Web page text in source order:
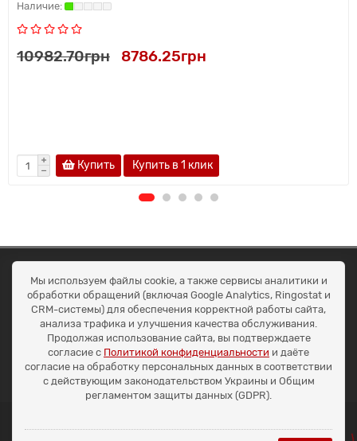
10982.70грн 8786.25грн
Купить Купить в 1 клик
ОКЕАН ТРЕЙД
Договір публичної оферти
Доставка та оплата
Наші контакти
Умови повернення
+38 (099) 452-20-02
+38 (098) 492-20-02
office@ocean.biz.ua
Мы используем файлы cookie, а также сервисы аналитики и
обработки обращений (включая Google Analytics, Ringostat и
CRM-системы) для обеспечения корректной работы сайта,
анализа трафика и улучшения качества обслуживания.
Продолжая использование сайта, вы подтверждаете
согласие с Политикой конфиденциальности и даёте
согласие на обработку персональных данных в соответствии
с действующим законодательством Украины и Общим
регламентом защиты данных (GDPR).